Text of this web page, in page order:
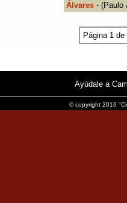
Álvares - (Paulo
Página 1 de
Ayúdale a
© copyright 2016